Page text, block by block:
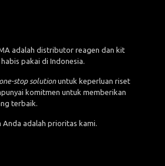
adalah distributor reagen dan kit
pakai di Indonesia.
one-stop solutionuntuk keperluan riset
komitmen untuk memberikan
terbaik.
Anda adalah prioritas kami.